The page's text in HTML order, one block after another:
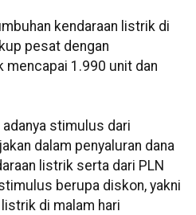
kendaraan listrik di
pesat dengan
1.990 unit dan
stimulus dari
dalam penyaluran dana
listrik serta dari PLN
berupa diskon, yakni
di malam hari